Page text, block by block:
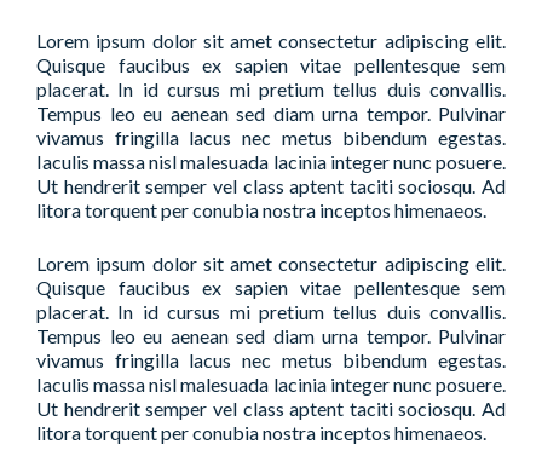
Lorem ipsum dolor sit amet consectetur adipiscing elit.
Quisque faucibus ex sapien vitae pellentesque sem
placerat. In id cursus mi pretium tellus duis convallis.
Tempus leo eu aenean sed diam urna tempor. Pulvinar
vivamus fringilla lacus nec metus bibendum egestas.
Iaculis massa nisl malesuada lacinia integer nunc posuere.
Ut hendrerit semper vel class aptent taciti sociosqu. Ad
litora torquent per conubia nostra inceptos himenaeos.
Lorem ipsum dolor sit amet consectetur adipiscing elit.
Quisque faucibus ex sapien vitae pellentesque sem
placerat. In id cursus mi pretium tellus duis convallis.
Tempus leo eu aenean sed diam urna tempor. Pulvinar
vivamus fringilla lacus nec metus bibendum egestas.
Iaculis massa nisl malesuada lacinia integer nunc posuere.
Ut hendrerit semper vel class aptent taciti sociosqu. Ad
litora torquent per conubia nostra inceptos himenaeos.